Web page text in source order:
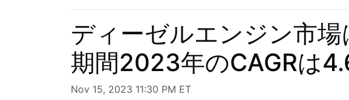
ディーゼルエンジン市
期間2023年のCAGRは
Nov 15, 2023 11:30 PM ET